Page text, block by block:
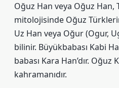
Oğuz Han veya Oğuz Han,
mitolojisinde Oğuz
Uz Han veya Oğur (Ogur,
bilinir. Büyükbabası Kabi
babası Kara Han’dır. Oğuz
kahramanıdır.